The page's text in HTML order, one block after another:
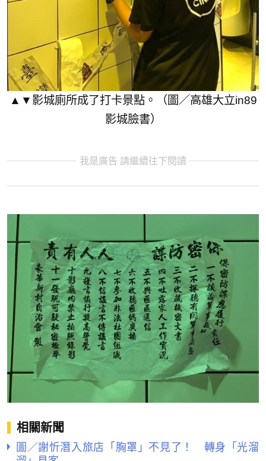
▲▼影城廁所成了打卡景點。（圖／高雄大立in89
影城臉書）
我是廣告 請繼續往下閱讀
相關新聞
圖／謝忻潛入旅店「胸罩」不見了！ 轉身「光溜